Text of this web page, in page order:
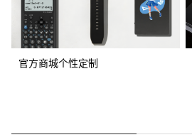
官方商城个性定制